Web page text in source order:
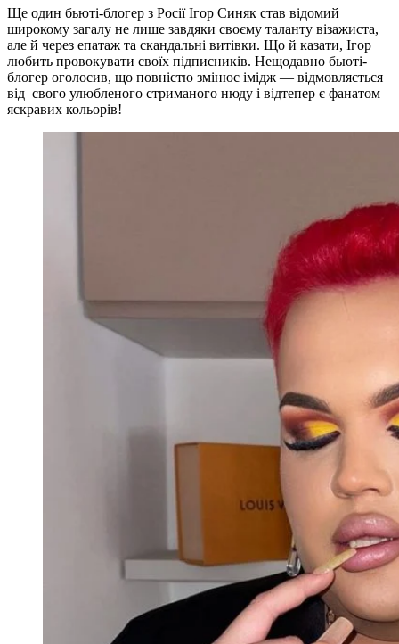
Ще один бьюті-блогер з Росії Ігор Синяк став відомий
широкому загалу не лише завдяки своєму таланту візажиста,
але й через епатаж та скандальні витівки. Що й казати, Ігор
любить провокувати своїх підписників. Нещодавно бьюті-
блогер оголосив, що повністю змінює імідж — відмовляється
від свого улюбленого стриманого нюду і відтепер є фанатом
яскравих кольорів!